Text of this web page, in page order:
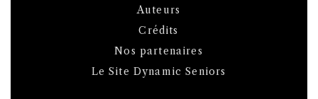
Auteurs
Crédits
Nos partenaires
Le Site Dynamic Seniors